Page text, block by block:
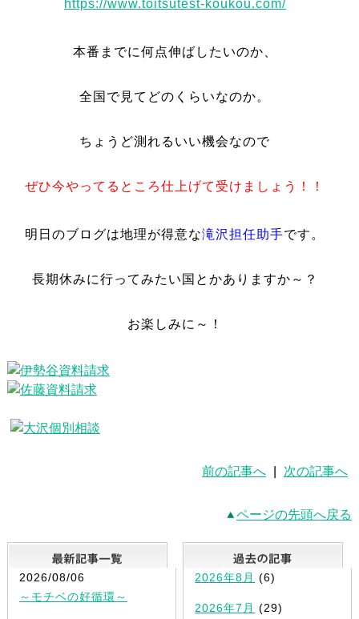
https://www.toitsutest-koukou.com/
本番までに何点伸ばしたいのか、
全国で見てどのくらいなのか。
ちょうど測れるいい機会なので
ぜひ今やってるところ仕上げて受けましょう！！
明日のブログは地理が得意な滝沢担任助手です。
長期休みに行ってみたい国とかありますか～？
お楽しみに～！
前の記事へ 次の記事へ
ページの先頭へ戻る
最新記事一覧
2026/08/06
～モチベの好循環～
2026年8月 (6)
2026年7月 (29)